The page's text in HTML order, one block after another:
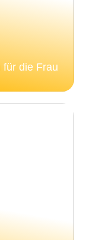
für die Frau